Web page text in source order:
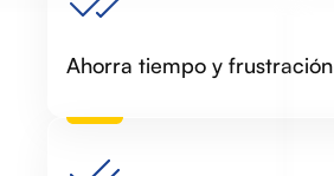
Ahorra tiempo y frustración